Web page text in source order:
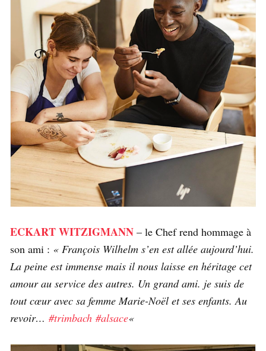
ECKARTWITZIGMANN – le Chef rend hommage à
son ami : « François Wilhelm s’en est allée aujourd’hui.
La peine est immense mais il nous laisse en héritage cet
amour au service des autres. Un grand ami. je suis de
tout cœur avec sa femme Marie-Noël et ses enfants. Au
revoir… #trimbach #alsace«